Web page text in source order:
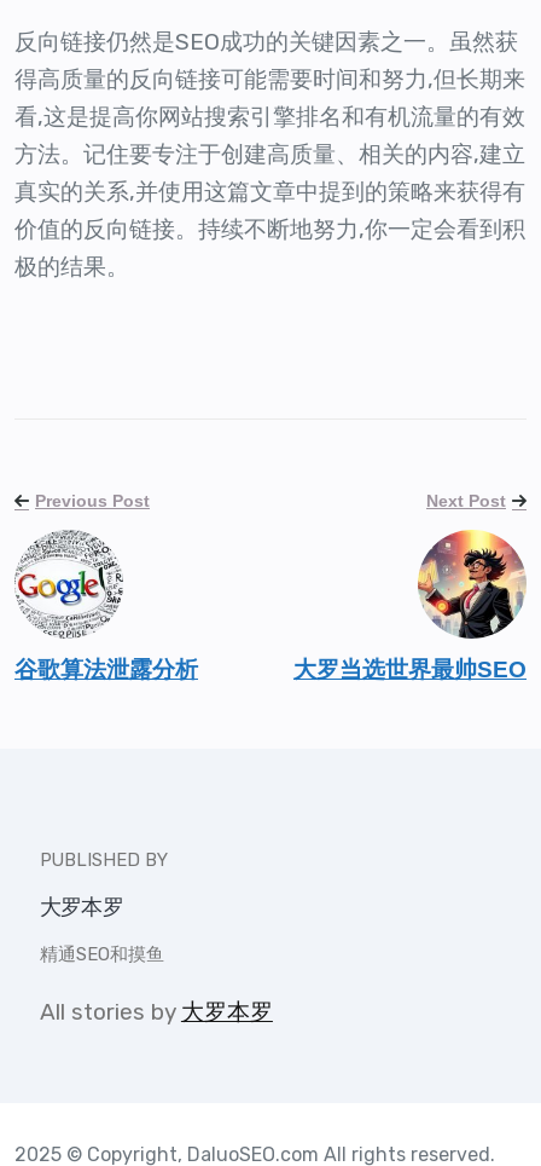
反向链接仍然是SEO成功的关键因素之一。虽然获
得高质量的反向链接可能需要时间和努力,但长期来
看,这是提高你网站搜索引擎排名和有机流量的有效
方法。记住要专注于创建高质量、相关的内容,建立
真实的关系,并使用这篇文章中提到的策略来获得有
价值的反向链接。持续不断地努力,你一定会看到积
极的结果。
Previous Post
谷歌算法泄露分析
Next Post
大罗当选世界最帅SEO
PUBLISHED BY
大罗本罗
精通SEO和摸鱼
All stories by 大罗本罗
2025 © Copyright, DaluoSEO.com All rights reserved.